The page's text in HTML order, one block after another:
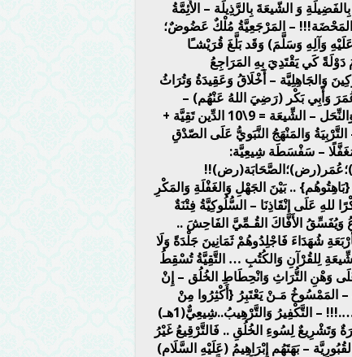
وَ الشّيعَةَ بِالرَّذِيلَة – الأَئِمَّةُ
المَحْضَة!!! – المَرْجَعِيَّةُ مُلْكٌ عَضُوضٌ؛
وَآلِهِ وَسَلَّمَ) وَقَد بَلَّغَ قُرَيْشـًا
كَي يَقْتَدِيَ بِهِ المَرَاجِعُ
وَالجَاهِلِيَّة – أَخْلَاقُ وَعَقِيدَةُ وَتُرَاثُ
وَأَبِي بَكْر (رَضِيَ اللهُ عَنْهُم) –
عَجَائِبُ وَغَرَائِبُ شِيعِيَّة.. لَا تَجِدُهَا فِي بَاقِي المَذَاهِبِ وَالمِلَلِ وَالنِّحَل – الشِّيعَة = 9\10 الدِّين تَقِيَّة +
مُحَرَّف + الكُتُب غَيْر صَحِيحَة + إِمَامَة عَاطِلَة + … 7- التَّرْبِيَةُ وَالمَنْهَجُ النَّبَويُّ عَلَى الصّدْقِ
مُغَفَّلًا – سَفْسَطَة شِيعِيَّة:
اللهُ عَلَيْهِ وَآلِهِ وَسَلَّمَ) يُوجِبُ الكَذِبَ وَالبَهْتَ!! 8- {بَاهِتُوهُم} .. بَيْنَ الجَهْلِ وَالغَفْلَةِ وَالمَكْرِ
عَلَى إنْقَاذِنَا – السُّلُوكِيَّةُ فِتْنَةٌ
وَيُفَسِّقُ الأَفَّاكَ القُـمِّيَّ الفَاحِشَ ..
شُهَدَاءَ فَاجْلِدُوهُمْ ثَمَانِينَ جَلْدَةً وَلَا
لِلقُرْآنِ وَالكُتُبِ … التَّقِيَّةُ تُسْقِطُ
وَهْنِ التُّرَاثِ وَانْحِطَاطِ الخُلُق – إِنْ
مَـنْ يَعْتَبِرُ {أَكْثِرُوا مِنْ
سَبّهِم وَالقَوْلِ فِيهِم وَالوَقِيعَةِ وَبَاهِتُوهُم} مِنَ الدِّينِ وَالعَقِيدَة ….!!! – التَّكْفِيرُ وَالتَّرْهِيبُ..شِيعِيٌّ(1هـ)
سَبّهِم..} سِيرَةٌ وَتَشْرِيعٌ لِسُوءِ الخُلُقِ .. فَالتَّرْقِيعُ غَيْرُ
– بَهَتَهُم إِبْرَاهِيمُ (عَلَيْهِ السَّلَام)